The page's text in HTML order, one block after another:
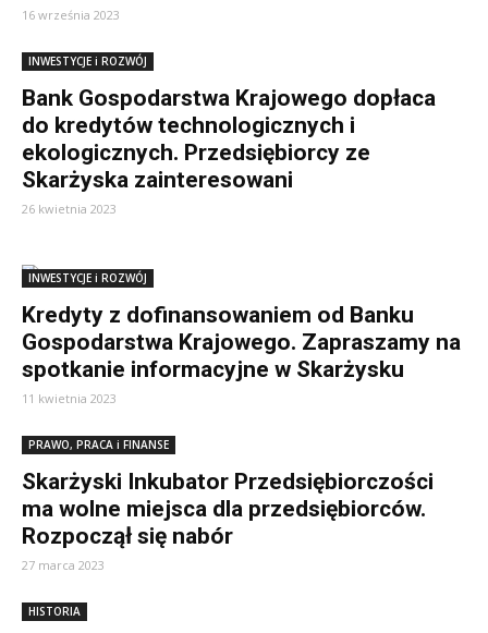
16 września 2023
INWESTYCJE i ROZWÓJ
Bank Gospodarstwa Krajowego dopłaca
do kredytów technologicznych i
ekologicznych. Przedsiębiorcy ze
Skarżyska zainteresowani
26 kwietnia 2023
INWESTYCJE i ROZWÓJ
Kredyty z dofinansowaniem od Banku
Gospodarstwa Krajowego. Zapraszamy na
spotkanie informacyjne w Skarżysku
11 kwietnia 2023
PRAWO, PRACA i FINANSE
Skarżyski Inkubator Przedsiębiorczości
ma wolne miejsca dla przedsiębiorców.
Rozpoczął się nabór
27 marca 2023
HISTORIA